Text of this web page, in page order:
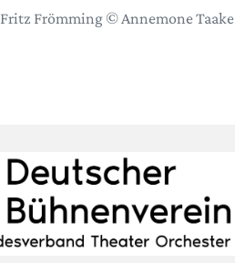
Fritz Frömming © Annemone Taake